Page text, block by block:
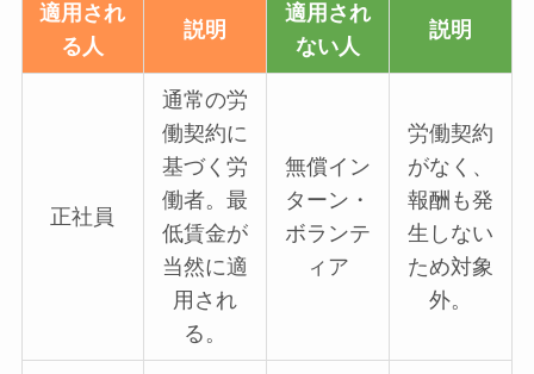
適用され
る人
説明
適用され
ない人
説明
正社員
通常の労
働契約に
基づく労
働者。最
低賃金が
当然に適
用され
る。
無償イン
ターン・
ボランテ
ィア
労働契約
がなく、
報酬も発
生しない
ため対象
外。